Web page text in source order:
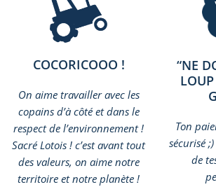
COCORICOOO !
On aime travailler avec les
copains d’à côté et dans le
respect de l’environnement !
Sacré Lotois ! c’est avant tout
des valeurs, on aime notre
territoire et notre planète !
“NE
Ton
sécurisé
de